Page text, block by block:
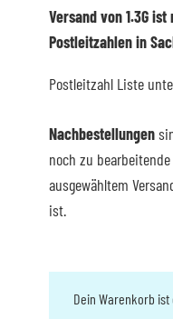
Versand von 1.3G
Postleitzahlen in
Postleitzahl Liste
Nachbestellungen
noch zu
ausgewähltem
ist.
Dein Warenkorb ist